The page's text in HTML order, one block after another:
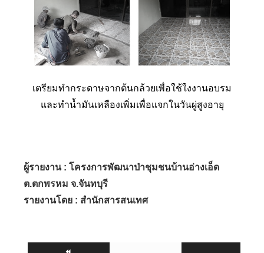
เตรียมทำกระดาษจากต้นกล้วยเพื่อใช้ใงงานอบรม
และทำน้ำมันเหลืองเพิ่มเพื่อแจกในวันผู่สูงอายุ
ผู้รายงาน : โครงการพัฒนาป่าชุมชนบ้านอ่างเอ็ด
ต.ตกพรหม จ.จันทบุรี
รายงานโดย : สำนักสารสนเทศ